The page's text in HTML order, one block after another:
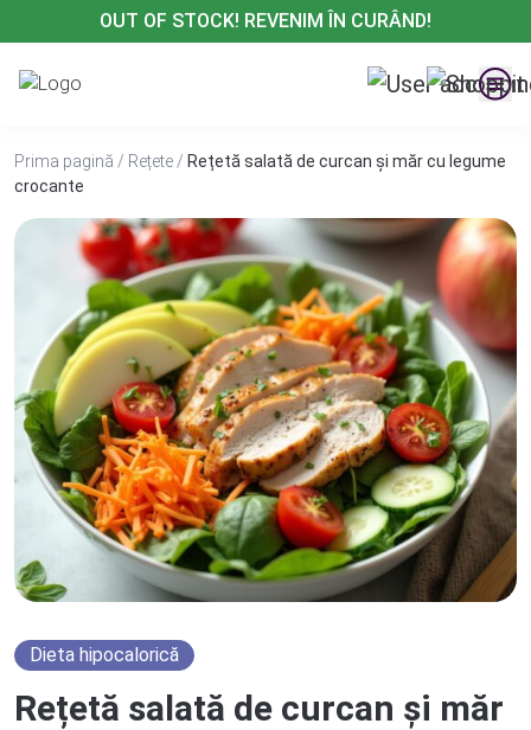
la
conținut
OUT OF STOCK! REVENIM ÎN CURÂND!
Prima pagină / Rețete / Rețetă salată de curcan și măr cu legume
crocante
Dieta hipocalorică
Rețetă salată de curcan și măr